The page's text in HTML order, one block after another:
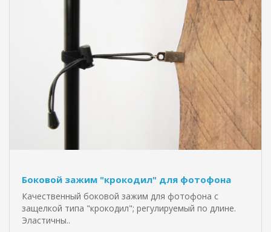
Боковой зажим "крокодил" для фотофона
Качественный боковой зажим для фотофона с
защелкой типа "крокодил"; регулируемый по длине.
Эластичны..